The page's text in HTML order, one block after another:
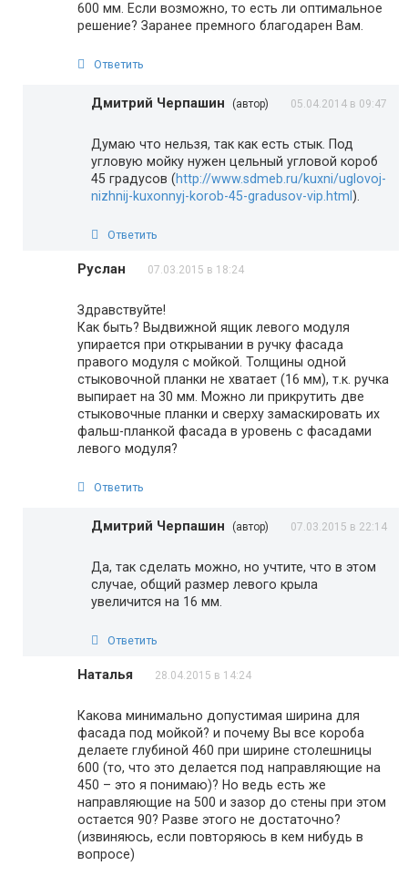
600 мм. Если возможно, то есть ли оптимальное
решение? Заранее премного благодарен Вам.
Ответить
Дмитрий Черпашин (автор) 05.04.2014 в 09:47
Думаю что нельзя, так как есть стык. Под
угловую мойку нужен цельный угловой короб
45 градусов (http://www.sdmeb.ru/kuxni/uglovoj-
nizhnij-kuxonnyj-korob-45-gradusov-vip.html ).
Ответить
Руслан 07.03.2015 в 18:24
Здравствуйте!
Как быть? Выдвижной ящик левого модуля
упирается при открывании в ручку фасада
правого модуля с мойкой. Толщины одной
стыковочной планки не хватает (16 мм), т.к. ручка
выпирает на 30 мм. Можно ли прикрутить две
стыковочные планки и сверху замаскировать их
фальш-планкой фасада в уровень с фасадами
левого модуля?
Ответить
Дмитрий Черпашин (автор) 07.03.2015 в 22:14
Да, так сделать можно, но учтите, что в этом
случае, общий размер левого крыла
увеличится на 16 мм.
Ответить
Наталья 28.04.2015 в 14:24
Какова минимально допустимая ширина для
фасада под мойкой? и почему Вы все короба
делаете глубиной 460 при ширине столешницы
600 (то, что это делается под направляющие на
450 – это я понимаю)? Но ведь есть же
направляющие на 500 и зазор до стены при этом
остается 90? Разве этого не достаточно?
(извиняюсь, если повторяюсь в кем нибудь в
вопросе)